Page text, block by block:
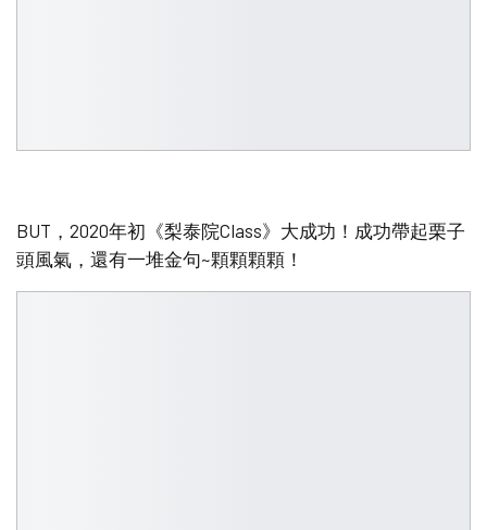
BUT，2020年初《梨泰院Class》大成功！成功帶起栗子
頭風氣，還有一堆金句~顆顆顆顆！